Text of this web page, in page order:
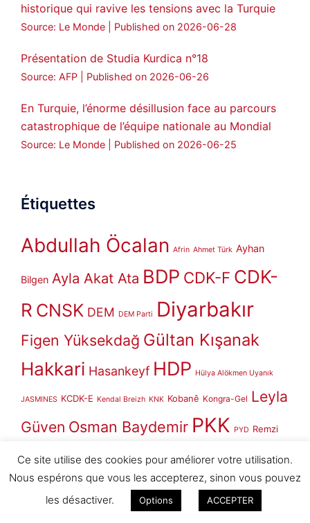
historique qui ravive les tensions avec la Turquie
Source: Le Monde Published on 2026-06-28
Présentation de Studia Kurdica n°18
Source: AFP Published on 2026-06-26
En Turquie, l’énorme désillusion face au parcours
catastrophique de l’équipe nationale au Mondial
Source: Le Monde Published on 2026-06-25
Étiquettes
Abdullah Öcalan Afrin Ahmet Türk Ayhan
Bilgen Ayla Akat Ata BDP CDK-F CDK-
R CNSK DEM DEM Parti Diyarbakır
Figen Yüksekdağ Gültan Kışanak
Hakkari Hasankeyf HDP Hülya Alökmen Uyanık
JASMINES KCDK-E Kendal Breizh KNK Kobanê Kongra-Gel Leyla
Güven Osman Baydemir PKK PYD Remzi
Kartal Rojava Rojava Rojava RojbînSelahattin
Demirtaş
Stop Erdoğan Sırrı Süreyya Önder
Vingt-cinq années aux côtés du peuple kurde
Ce site utilise des cookies pour améliorer votre utilisation.
Nous espérons que vous les accepterez, sinon vous pouvez
les désactiver.
Options ACCEPTER